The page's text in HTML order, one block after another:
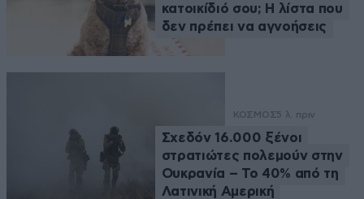
κατοικίδιό σου; Η λίστα που
δεν πρέπει να αγνοήσεις
ΚΟΣΜΟΣ5 λ. πριν
Σχεδόν 16.000 ξένοι
στρατιώτες πολεμούν στην
Ουκρανία – Το 40% από τη
Λατινική Αμερική